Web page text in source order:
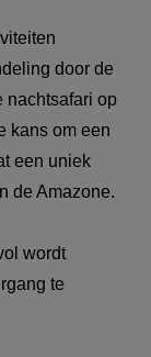
door de
nachtsafari op
kans om een
een uniek
de Amazone.
wordt
te